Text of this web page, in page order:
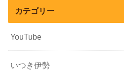
カテゴリー
YouTube
いつき伊勢